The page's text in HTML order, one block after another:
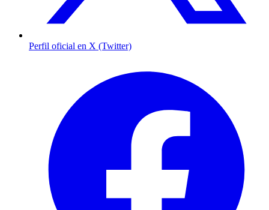
Perfil oficial en X (Twitter)